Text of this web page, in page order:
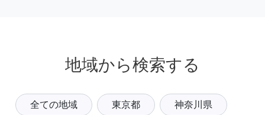
地域から検索する
全ての地域 東京都 神奈川県